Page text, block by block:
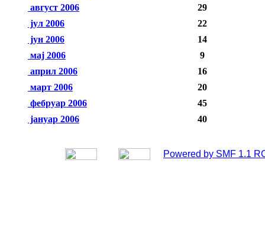
август 2006
29
јул 2006
22
јун 2006
14
мај 2006
9
април 2006
16
март 2006
20
фебруар 2006
45
јануар 2006
40
Powered by SMF 1.1